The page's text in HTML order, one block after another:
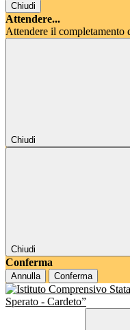
Chiudi
Attendere...
Attendere il completamento
Chiudi
Chiudi
Conferma
Annulla Conferma